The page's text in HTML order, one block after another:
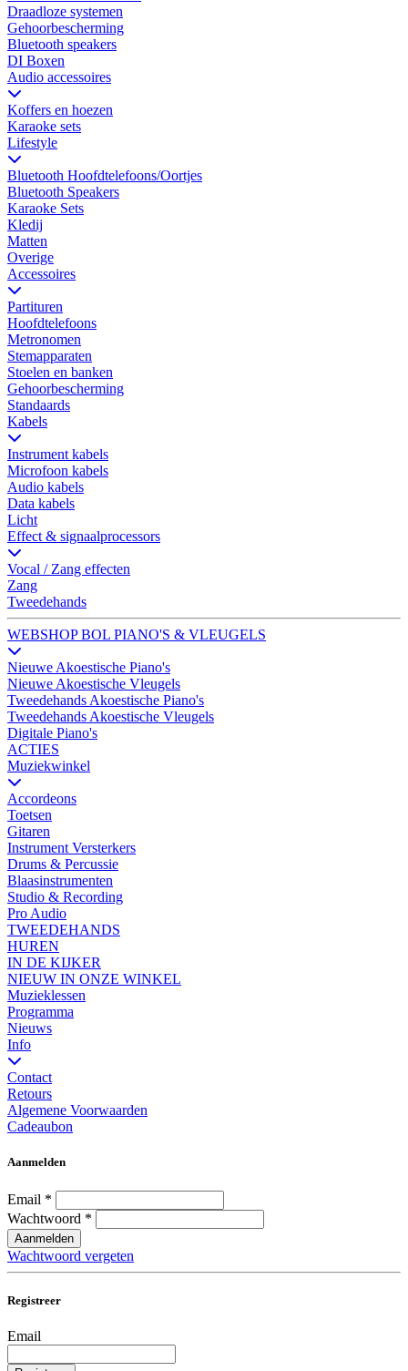
Draadloze systemen
Gehoorbescherming
Bluetooth speakers
DI Boxen
Audio accessoires
Koffers en hoezen
Karaoke sets
Lifestyle
Bluetooth Hoofdtelefoons/Oortjes
Bluetooth Speakers
Karaoke Sets
Kledij
Matten
Overige
Accessoires
Partituren
Hoofdtelefoons
Metronomen
Stemapparaten
Stoelen en banken
Gehoorbescherming
Standaards
Kabels
Instrument kabels
Microfoon kabels
Audio kabels
Data kabels
Licht
Effect & signaalprocessors
Vocal / Zang effecten
Zang
Tweedehands
WEBSHOP BOL PIANO'S & VLEUGELS
Nieuwe Akoestische Piano's
Nieuwe Akoestische Vleugels
Tweedehands Akoestische Piano's
Tweedehands Akoestische Vleugels
Digitale Piano's
ACTIES
Muziekwinkel
Accordeons
Toetsen
Gitaren
Instrument Versterkers
Drums & Percussie
Blaasinstrumenten
Studio & Recording
Pro Audio
TWEEDEHANDS
HUREN
IN DE KIJKER
NIEUW IN ONZE WINKEL
Muzieklessen
Programma
Nieuws
Info
Contact
Retours
Algemene Voorwaarden
Cadeaubon
Aanmelden
Email *
Wachtwoord *
Aanmelden
Wachtwoord vergeten
Registreer
Email